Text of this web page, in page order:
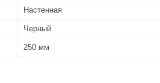
Настенная
Черный
250 мм